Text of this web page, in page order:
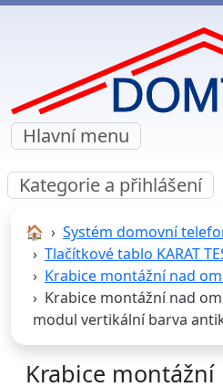
Hlavní menu
Kategorie a přihlášení
🏠︎
Systém domovní
Tlačítkové tablo KARAT
Krabice montážní nad
Krabice montážní nad
modul vertikální barva
Krabice